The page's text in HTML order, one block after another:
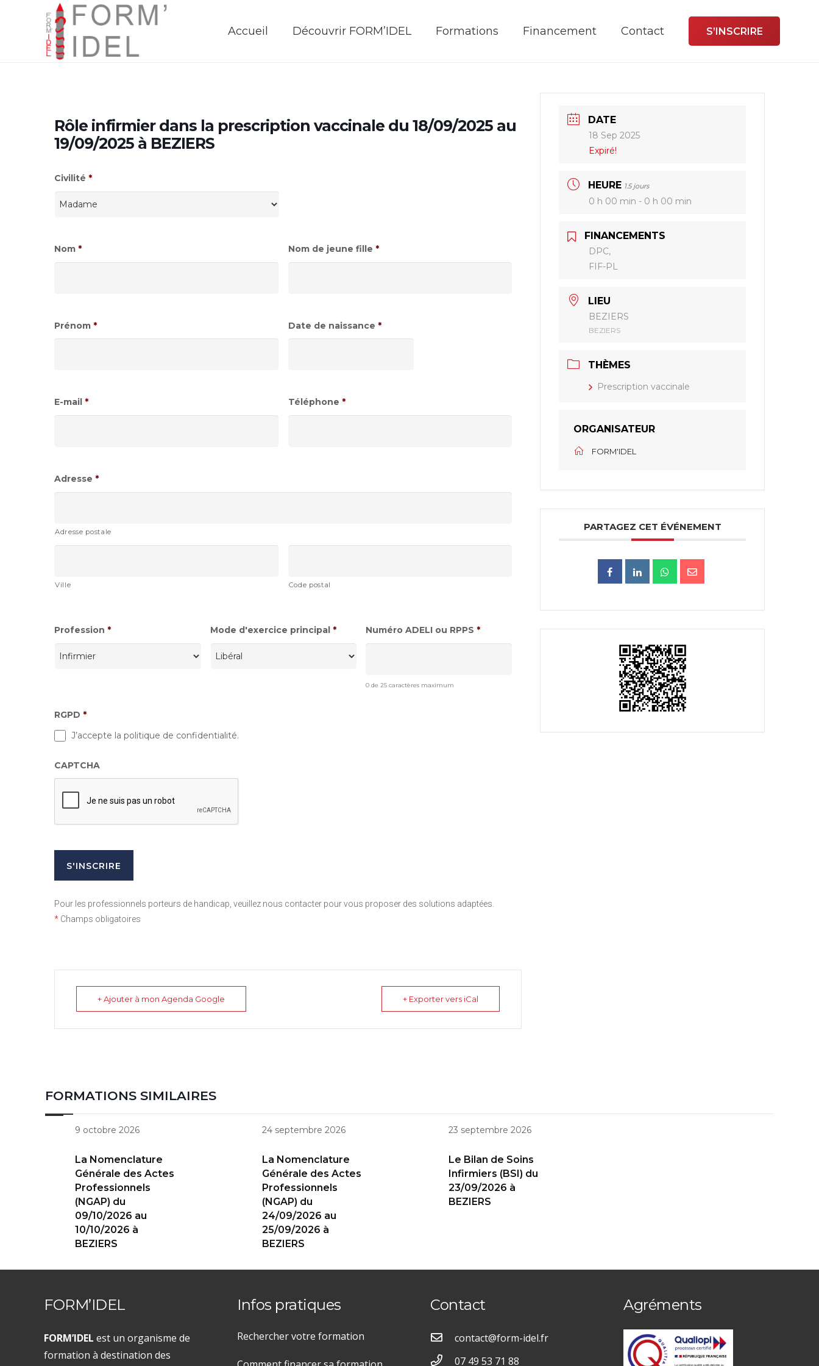
Accueil Découvrir FORM’IDEL Formations Financement Contact S’INSCRIRE
Rôle infirmier dans la prescription vaccinale du 18/09/2025 au
19/09/2025 à BEZIERS
Civilité *
Nom * Nom de jeune fille *
Prénom * Date de naissance *
E-mail * Téléphone *
Adresse *
Adresse postale
Ville Code postal
Profession * Mode d'exercice principal * Numéro ADELI ou RPPS *
0 de 25 caractères maximum
RGPD *
J’accepte la politique de confidentialité.
CAPTCHA
Pour les professionnels porteurs de handicap, veuillez nous contacter pour vous proposer des solutions adaptées.
* Champs obligatoires
+ Ajouter à mon Agenda Google + Exporter vers iCal
DATE
18 Sep 2025
Expiré!
HEURE 1.5 jours
0 h 00 min - 0 h 00 min
FINANCEMENTS
DPC,
FIF-PL
LIEU
BEZIERS
BEZIERS
THÈMES
Prescription vaccinale
ORGANISATEUR
FORM'IDEL
PARTAGEZ CET ÉVÉNEMENT
FORMATIONS SIMILAIRES
9 octobre 2026
La Nomenclature
Générale des Actes
Professionnels
(NGAP) du
09/10/2026 au
10/10/2026 à
BEZIERS
24 septembre 2026
La Nomenclature
Générale des Actes
Professionnels
(NGAP) du
24/09/2026 au
25/09/2026 à
BEZIERS
23 septembre 2026
Le Bilan de Soins
Infirmiers (BSI) du
23/09/2026 à
BEZIERS
FORM’IDEL
FORM’IDEL est un organisme de
formation à destination des
Infos pratiques
Rechercher votre formation
Contact
contact@form-idel.fr
07 49 53 71 88
Agréments